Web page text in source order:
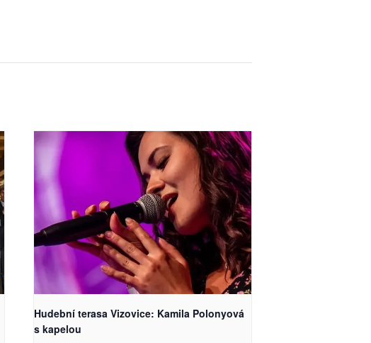
Hudební terasa Vizovice: Kamila Polonyová
s kapelou